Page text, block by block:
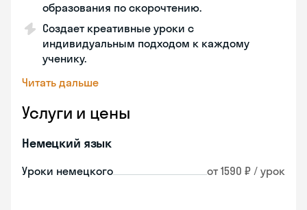
образования по скорочтению.
Создает креативные уроки с
индивидуальным подходом к каждому
ученику.
Читать дальше
Услуги и цены
Немецкий язык
Уроки немецкого от 1590 ₽ / урок